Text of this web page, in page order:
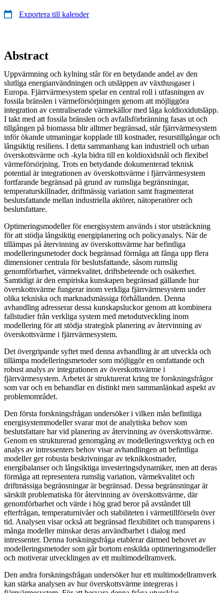
Exportera till kalender
Abstract
Uppvärmning och kylning står för en betydande andel av den
slutliga energianvändningen och utsläppen av växthusgaser i
Europa. Fjärrvärmesystem spelar en central roll i utfasningen av
fossila bränslen i värmeförsörjningen genom att möjliggöra
integration av centraliserade värmekällor med låga koldioxidutsläpp.
I takt med att fossila bränslen och avfallsförbränning fasas ut och
tillgången på biomassa blir alltmer begränsad, står fjärrvärmesystem
inför ökande utmaningar kopplade till kostnader, resurstillgångar och
långsiktig resiliens. I detta sammanhang kan industriell och urban
överskottsvärme och -kyla bidra till en koldioxidsnål och flexibel
värmeförsörjning. Trots en betydande dokumenterad teknisk
potential är integrationen av överskottsvärme i fjärrvärmesystem
fortfarande begränsad på grund av rumsliga begränsningar,
temperaturskillnader, driftmässig variation samt fragmenterat
beslutsfattande mellan industriella aktörer, nätoperatörer och
beslutsfattare.
Optimeringsmodeller för energisystem används i stor utsträckning
för att stödja långsiktig energiplanering och policyanalys. När de
tillämpas på återvinning av överskottsvärme har befintliga
modelleringsmetoder dock begränsad förmåga att fånga upp flera
dimensioner centrala för beslutsfattande, såsom rumslig
genomförbarhet, värmekvalitet, driftsbeteende och osäkerhet.
Samtidigt är den empiriska kunskapen begränsad gällande hur
överskottsvärme fungerar inom verkliga fjärrvärmesystem under
olika tekniska och marknadsmässiga förhållanden. Denna
avhandling adresserar dessa kunskapsluckor genom att kombinera
fallstudier från verkliga system med metodutveckling inom
modellering för att stödja strategisk planering av återvinning av
överskottsvärme i fjärrvärmesystem.
Det övergripande syftet med denna avhandling är att utveckla och
tillämpa modelleringsmetoder som möjliggör en omfattande och
robust analys av integrationen av överskottsvärme i
fjärrvärmesystem. Arbetet är strukturerat kring tre forskningsfrågor
som var och en behandlar en distinkt men sammanlänkad aspekt av
problemområdet.
Den första forskningsfrågan undersöker i vilken mån befintliga
energisystemmodeller svarar mot de analytiska behov som
beslutsfattare har vid planering av återvinning av överskottsvärme.
Genom en strukturerad genomgång av modelleringsverktyg och en
analys av intressenters behov visar avhandlingen att befintliga
modeller ger robusta beskrivningar av teknikkostnader,
energibalanser och långsiktiga investeringsdynamiker, men att deras
förmåga att representera rumslig variation, värmekvalitet och
driftmässiga begränsningar är begränsad. Dessa begränsningar är
särskilt problematiska för återvinning av överskottsvärme, där
genomförbarhet och värde i hög grad beror på avståndet till
efterfrågan, temperaturnivåer och stabiliteten i värmetillförseln över
tid. Analysen visar också att begränsad flexibilitet och transparens i
många modeller minskar deras användbarhet i dialog med
intressenter. Denna forskningsfråga etablerar därmed behovet av
modelleringsmetoder som går bortom enskilda optimeringsmodeller
och motiverar utvecklingen av ett multimodellramverk.
Den andra forskningsfrågan undersöker hur ett multimodellramverk
kan stärka analysen av hur överskottsvärme integreras i